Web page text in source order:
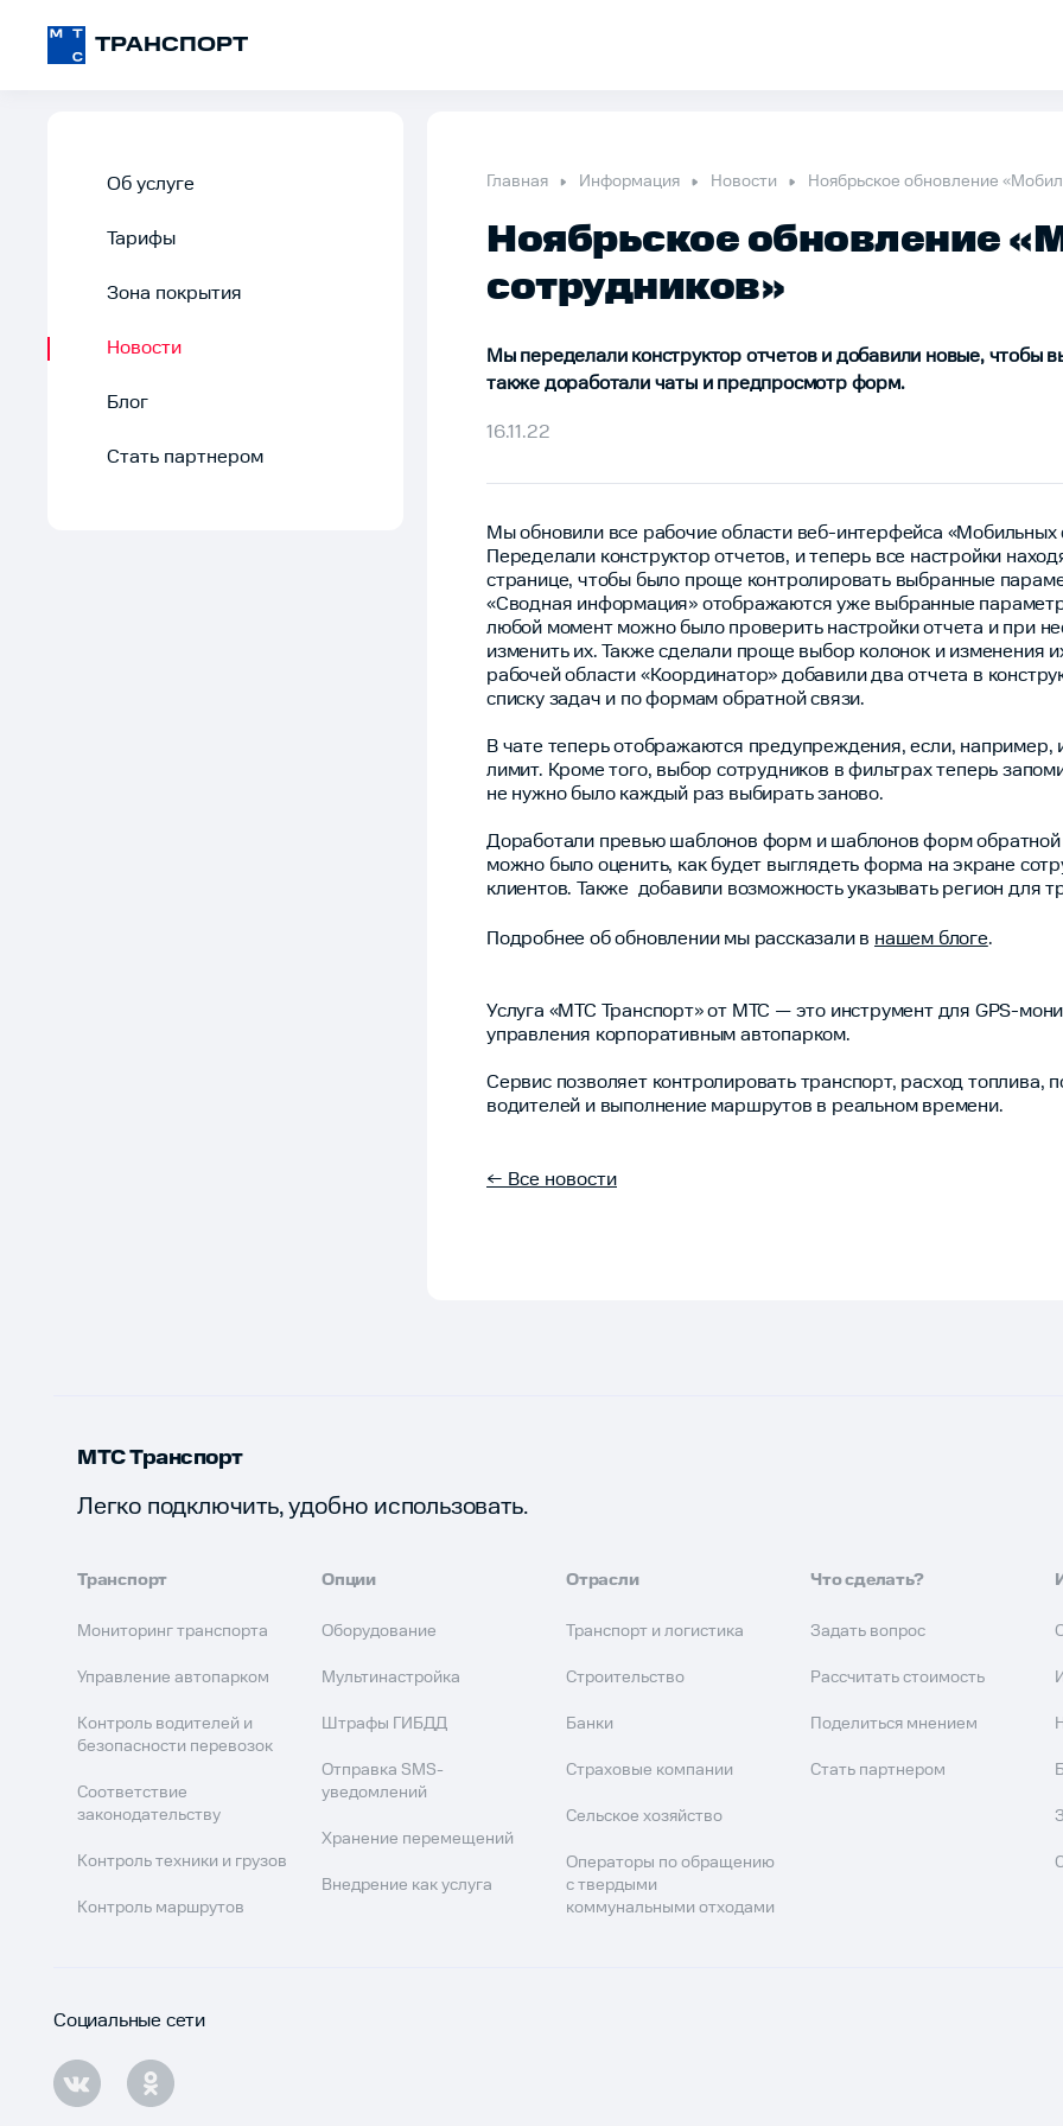
ТРАНСПОРТ
Об услуге
Тарифы
Зона покрытия
Новости
Блог
Стать партнером
Главная Информация Новости Ноябрьское обновление
Ноябрьское обновление
сотрудников»
Мы переделали конструктор отчетов и добавили новые,
также доработали чаты и предпросмотр форм.
16.11.22
Мы обновили все рабочие области веб-интерфейса «Мобильных
Переделали конструктор отчетов, и теперь все настройки
странице, чтобы было проще контролировать выбранные
«Сводная информация» отображаются уже выбранные
любой момент можно было проверить настройки отчета и при
изменить их. Также сделали проще выбор колонок и изменения
рабочей области «Координатор» добавили два отчета в
списку задач и по формам обратной связи.
В чате теперь отображаются предупреждения, если, например,
лимит. Кроме того, выбор сотрудников в фильтрах теперь
не нужно было каждый раз выбирать заново.
Доработали превью шаблонов форм и шаблонов форм обратной
можно было оценить, как будет выглядеть форма на экране
клиентов. Также добавили возможность указывать регион для
Подробнее об обновлении мы рассказали в нашем блоге.
Услуга «МТС Транспорт» от МТС — это инструмент для GPS-
управления корпоративным автопарком.
Сервис позволяет контролировать транспорт, расход топлива,
водителей и выполнение маршрутов в реальном времени.
← Все новости
МТС Транспорт
Легко подключить, удобно использовать.
Транспорт
Мониторинг транспорта
Управление автопарком
Контроль водителей и
безопасности перевозок
Соответствие
законодательству
Контроль техники и грузов
Контроль маршрутов
Опции
Оборудование
Мультинастройка
Штрафы ГИБДД
Отправка SMS-
уведомлений
Хранение перемещений
Внедрение как услуга
Отрасли
Транспорт и логистика
Строительство
Банки
Страховые компании
Сельское хозяйство
Операторы по обращению
с твердыми
коммунальными отходами
Что сделать?
Задать вопрос
Рассчитать стоимость
Поделиться мнением
Стать партнером
Социальные сети